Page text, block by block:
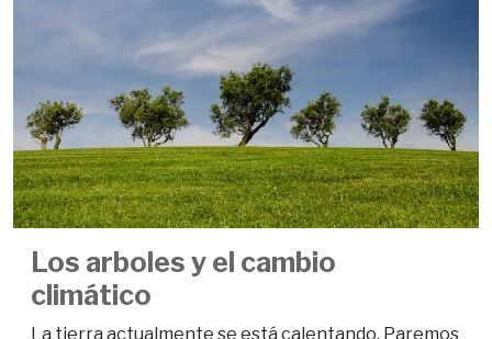
Los arboles y el cambio
climático
La tierra actualmente se está calentando. Paremos